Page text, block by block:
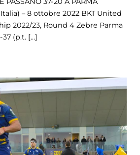
– 8 ottobre 2022 BKT United
2022/23, Round 4 Zebre Parma
(p.t. [...]